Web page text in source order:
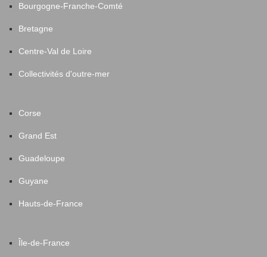
Bourgogne-Franche-Comté
Bretagne
Centre-Val de Loire
Collectivités d'outre-mer
Corse
Grand Est
Guadeloupe
Guyane
Hauts-de-France
Île-de-France